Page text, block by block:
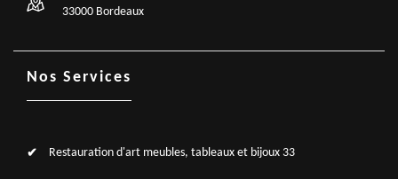
33000 Bordeaux
Nos Services
Restauration d'art meubles, tableaux et bijoux 33